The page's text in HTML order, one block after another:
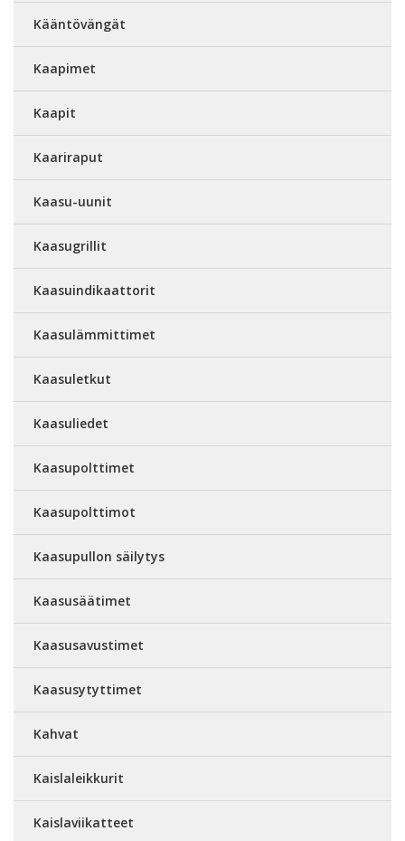
Kääntövängät
Kaapimet
Kaapit
Kaariraput
Kaasu-uunit
Kaasugrillit
Kaasuindikaattorit
Kaasulämmittimet
Kaasuletkut
Kaasuliedet
Kaasupolttimet
Kaasupolttimot
Kaasupullon säilytys
Kaasusäätimet
Kaasusavustimet
Kaasusytyttimet
Kahvat
Kaislaleikkurit
Kaislaviikatteet